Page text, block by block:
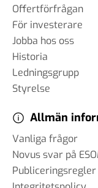
Offertförfrågan
För investerare
Jobba hos oss
Historia
Ledningsgrupp
Styrelse
Allmän
Vanliga frågor
Novus svar på
Publiceringsregler